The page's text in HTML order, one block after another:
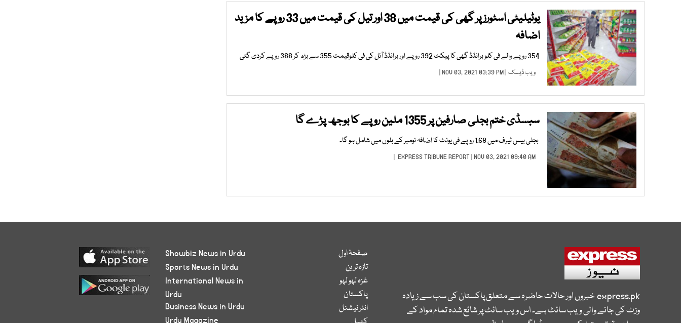
یوٹیلیٹی اسٹورز پر گھی کی قیمت میں 38 اور تیل کی قیمت میں 33 روپے کا مزید
اضافہ
354 روپے والے فی کلو برانڈڈ گھی کا پیکٹ 392 روپے اور برانڈڈ آئل کی فی کلوقیمت 355 سے بڑھ کر 388 روپے کردی گئی
ویب ڈیسک | NOV 03, 2021 03:39 PM |
سبسڈی ختم بجلی صارفین پر 1355 ملین روپے کا بوجھ پڑے گا
بجلی بیس ٹیرف میں 1.68 روپے فی یونٹ کا اضافہ نومبر کے بلوں میں شامل ہو گا۔
EXPRESS TRIBUNE REPORT | NOV 03, 2021 09:40 AM |
express.pkخبروں اور حالات حاضرہ سے متعلق پاکستان کی سب سے زیادہ
وزٹ کی جانے والی ویب سائٹ ہے۔ اس ویب سائٹ پر شائع شدہ تمام مواد کے
صفحۂ اول
تازہ ترین
غزہ لہو لہو
پاکستان
انٹر نیشنل
Showbiz News in Urdu
Sports News in Urdu
International News in
Urdu
Business News in Urdu
Urdu Magazine